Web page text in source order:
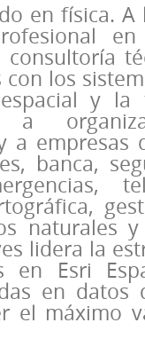
en física.
los
y la
a
a empresas
banca,
naturales
lidera la
en Esri
en datos
el máximo